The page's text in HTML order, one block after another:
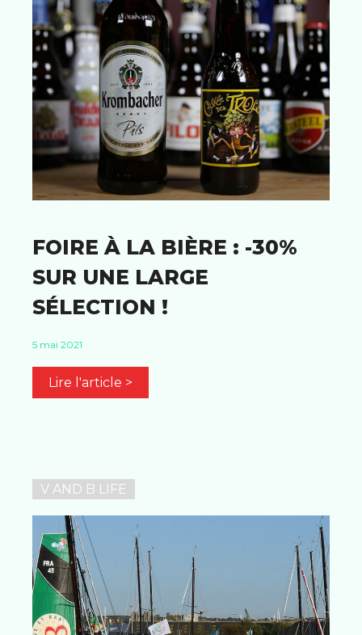
FOIRE À LA BIÈRE : -30%
SUR UNE LARGE
SÉLECTION !
5 mai 2021
Lire l'article >
V AND B LIFE